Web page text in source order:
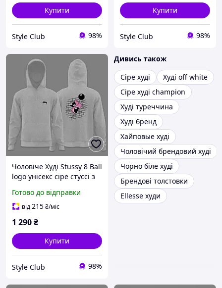
Купити
Style Club 98%
Купити
Style Club 98%
Чоловіче Худі Stussy 8 Ball
logo унісекс сіре стуссі з
капюшоном XS
Готово до відправки
від215₴/міс
1 290₴
Купити
Style Club 98%
Дивись також
Сіре худі
Худі off white
Сіре худі champion
Худі туреччина
Худі бренд
Хайповые худі
Чоловічий брендовий худі
Чорно біле худі
Брендові толстовки
Ellesse худи